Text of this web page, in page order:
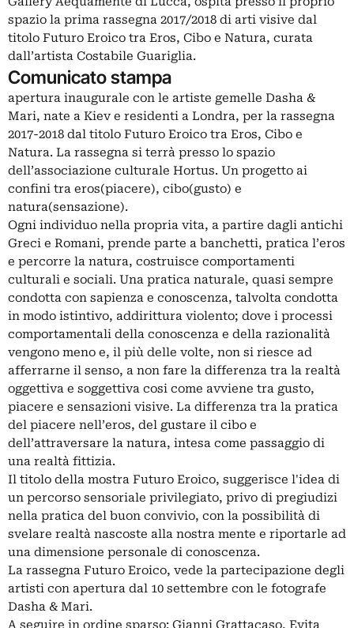
spazio la prima rassegna 2017/2018 di arti visive dal
titolo Futuro Eroico tra Eros, Cibo e Natura, curata
dall’artista Costabile Guariglia.
Comunicato stampa
apertura inaugurale con le artiste gemelle Dasha &
Mari, nate a Kiev e residenti a Londra, per la rassegna
2017-2018 dal titolo Futuro Eroico tra Eros, Cibo e
Natura. La rassegna si terrà presso lo spazio
dell’associazione culturale Hortus. Un progetto ai
confini tra eros(piacere), cibo(gusto) e
natura(sensazione).
Ogni individuo nella propria vita, a partire dagli antichi
Greci e Romani, prende parte a banchetti, pratica l’eros
e percorre la natura, costruisce comportamenti
culturali e sociali. Una pratica naturale, quasi sempre
condotta con sapienza e conoscenza, talvolta condotta
in modo istintivo, addirittura violento; dove i processi
comportamentali della conoscenza e della razionalità
vengono meno e, il più delle volte, non si riesce ad
afferrarne il senso, a non fare la differenza tra la realtà
oggettiva e soggettiva cosi come avviene tra gusto,
piacere e sensazioni visive. La differenza tra la pratica
del piacere nell’eros, del gustare il cibo e
dell’attraversare la natura, intesa come passaggio di
una realtà fittizia.
Il titolo della mostra Futuro Eroico, suggerisce l'idea di
un percorso sensoriale privilegiato, privo di pregiudizi
nella pratica del buon convivio, con la possibilità di
svelare realtà nascoste alla nostra mente e riportarle ad
una dimensione personale di conoscenza.
La rassegna Futuro Eroico, vede la partecipazione degli
artisti con apertura dal 10 settembre con le fotografe
Dasha & Mari.
A seguire in ordine sparso: Gianni Grattacaso, Evita